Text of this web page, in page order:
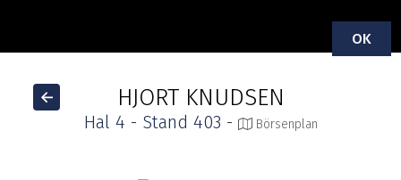
OK
HJORT KNUDSEN
Hal 4 - Stand 403 - Börsenplan